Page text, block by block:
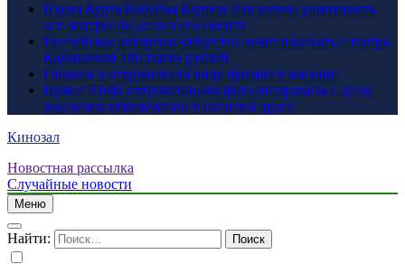
Вдова Курта Кобейна Кортни Лав хотела уничтожить
все материалы дела о его смерти
Российское авторское общество хочет взыскать с театра
Кадышевой 100 тысяч рублей
Глюкоза в откровенном виде пришла в магазин
Ирина Шейк откровенными фото поздравила с днем
рождения обвиненного в насилии друга
Кинозал
Новостная рассылка
Случайные новости
Меню
Найти: